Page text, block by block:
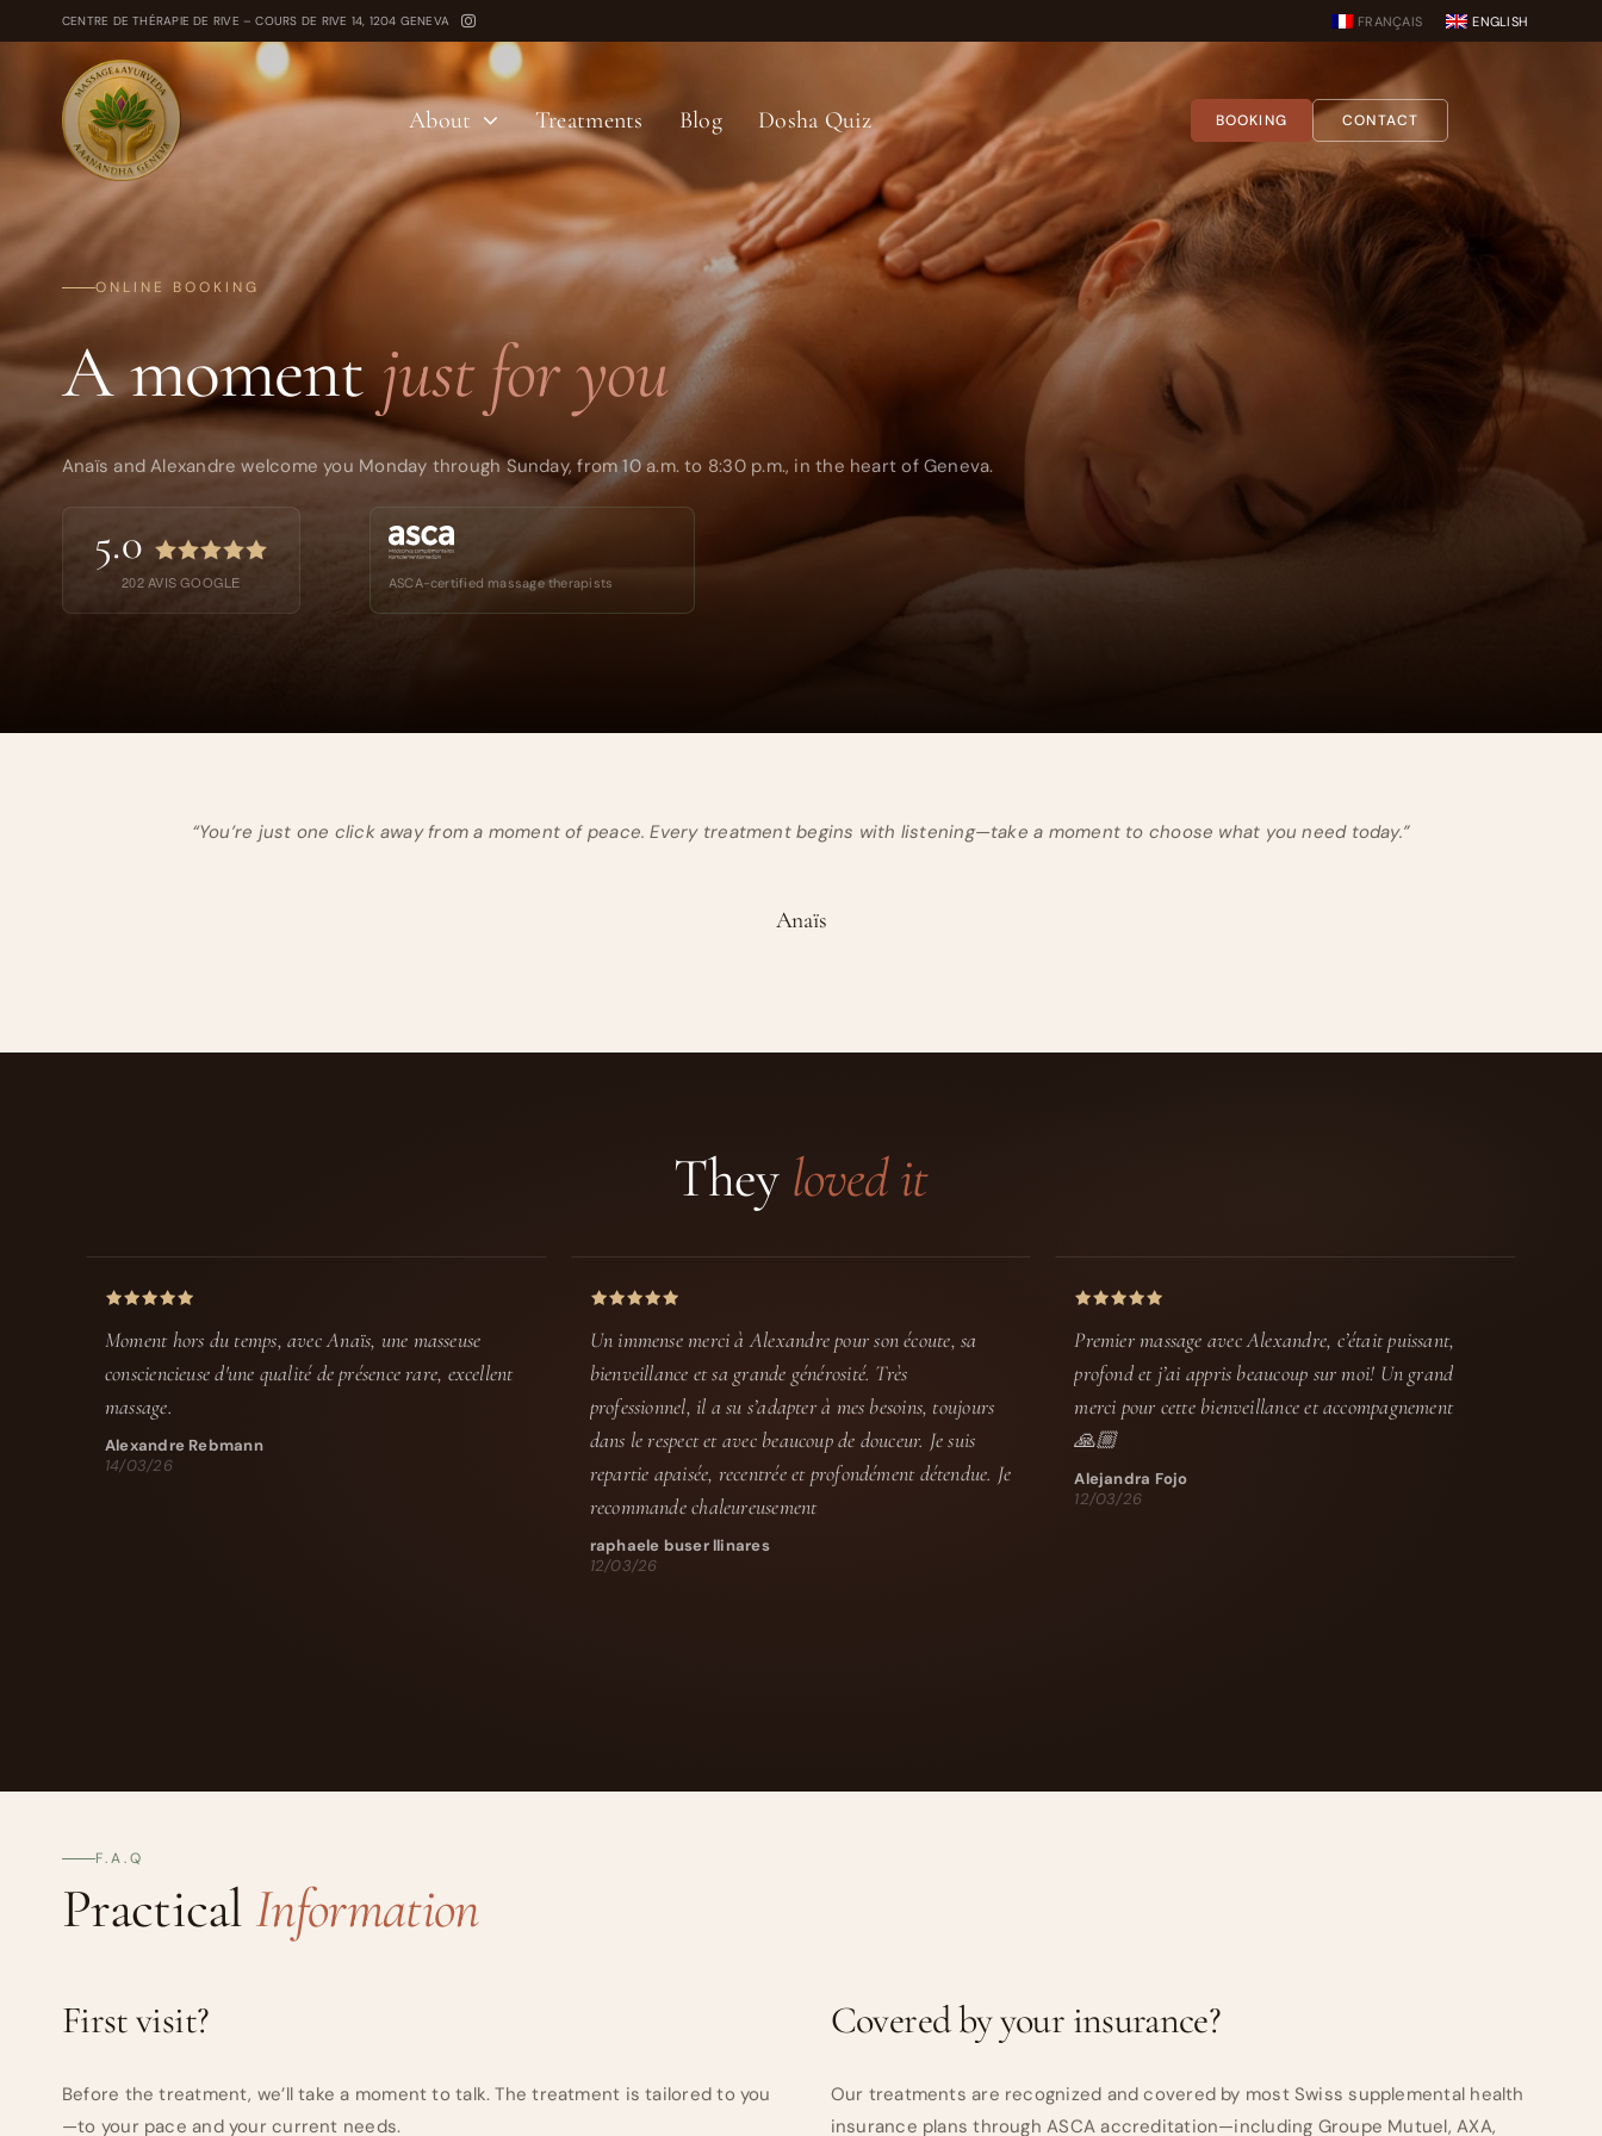
to
CENTRE DE THÉRAPIE DE RIVE – COURS DE RIVE 14, 1204 GENEVA FRANÇAIS ENGLISH
About Treatments Blog Dosha Quiz BOOKING CONTACT
ONLINE BOOKING
A momentjust for you
Anaïs and Alexandre welcome you Monday through Sunday, from 10 a.m. to 8:30 p.m., in the heart of Geneva.
5.0
202AVIS GOOGLE ASCA-certified massage therapists
“You’re just one click away from a moment of peace. Every treatment begins with listening—take a moment to choose what you need today.”
Anaïs
They loved it
Moment hors du temps, avec Anaïs, une masseuse
consciencieuse d'une qualité de présence rare, excellent
massage.
Alexandre Rebmann
14/03/26
Un immense merci à Alexandre pour son écoute, sa
bienveillance et sa grande générosité. Très
professionnel, il a su s’adapter à mes besoins, toujours
dans le respect et avec beaucoup de douceur. Je suis
repartie apaisée, recentrée et profondément détendue. Je
recommande chaleureusement
raphaele buser llinares
12/03/26
Premier massage avec Alexandre, c’était puissant,
profond et j’ai appris beaucoup sur moi! Un grand
merci pour cette bienveillance et accompagnement
🙏🏼
Alejandra Fojo
12/03/26
F.A.Q
Practical Information
First visit?
Before the treatment, we’ll take a moment to talk. The treatment is tailored to you
—to your pace and your current needs.
Covered by your insurance?
Our treatments are recognized and covered by most Swiss supplemental health
insurance plans through ASCA accreditation—including Groupe Mutuel, AXA,